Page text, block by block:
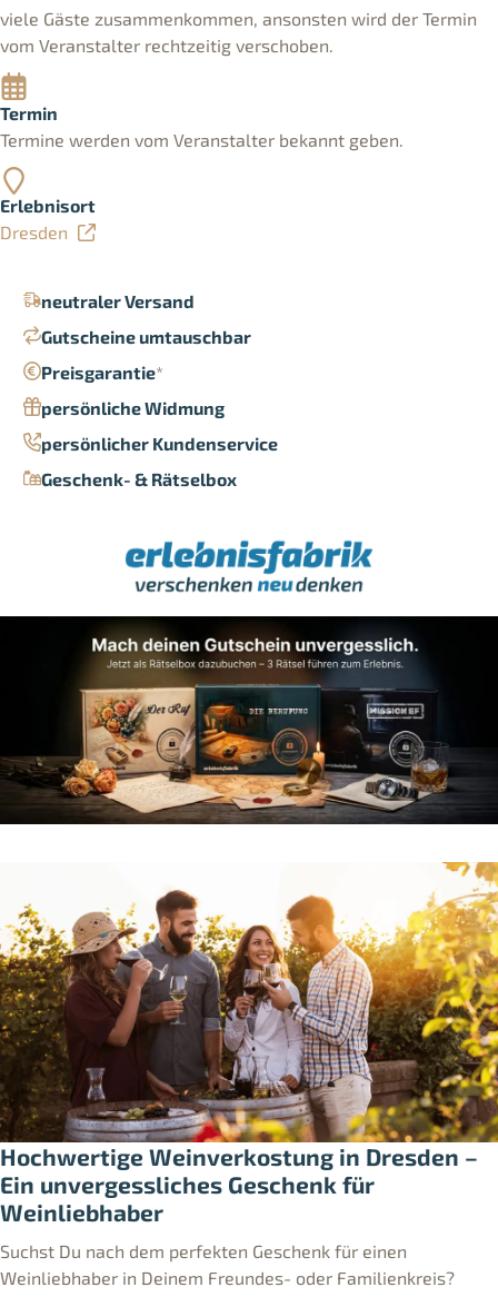
neutraler Versand
Gutscheine umtauschbar
Preisgarantie*
persönliche Widmung
persönlicher Kundenservice
Geschenk- & Rätselbox
viele Gäste zusammenkommen, ansonsten wird der Termin
vom Veranstalter rechtzeitig verschoben.
Termin
Termine werden vom Veranstalter bekannt geben.
Erlebnisort
Dresden
Hochwertige Weinverkostung in Dresden –
Ein unvergessliches Geschenk für
Weinliebhaber
Suchst Du nach dem perfekten Geschenk für einen
Weinliebhaber in Deinem Freundes- oder Familienkreis?